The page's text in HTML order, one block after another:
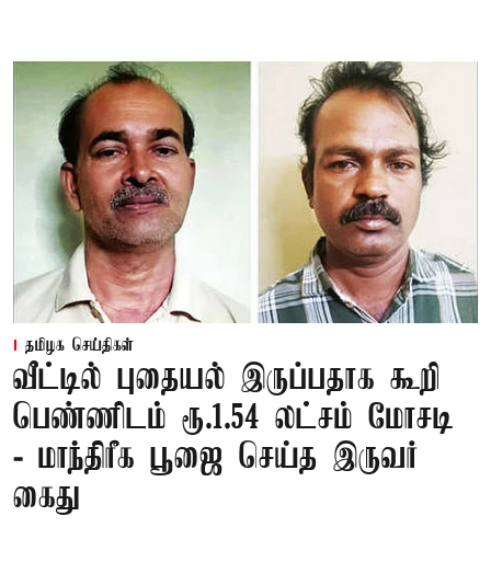
தமிழக செய்திகள்
வீட்டில் புதையல் இருப்பதாக கூறி
பெண்ணிடம் ரூ.1.54 லட்சம் மோசடி
- மாந்திரீக பூஜை செய்த இருவர்
கைது